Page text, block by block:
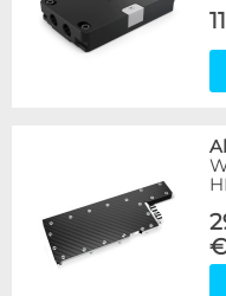
€